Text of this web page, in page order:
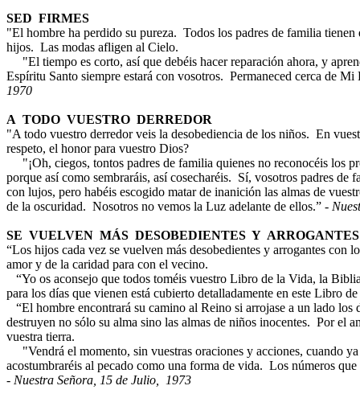
SED FIRMES
"El hombre ha perdido su pureza. Todos los padres de familia
hijos. Las modas afligen al Cielo.
"El tiempo es corto, así que debéis hacer reparación ahora, y
Espíritu Santo siempre estará con vosotros. Permaneced cerca de
1970
A TODO VUESTRO DERREDOR
"A todo vuestro derredor veis la desobediencia de los niños. En
respeto, el honor para vuestro Dios?
"¡Oh, ciegos, tontos padres de familia quienes no reconocéis los
porque así como sembraráis, así cosecharéis. Sí, vosotros padres de
con lujos, pero habéis escogido matar de inanición las almas de
de la oscuridad. Nosotros no vemos la Luz adelante de ellos.” -
SE VUELVEN MÁS DESOBEDIENTES Y ARROGANTES
“Los hijos cada vez se vuelven más desobedientes y arrogantes
amor y de la caridad para con el vecino.
“Yo os aconsejo que todos toméis vuestro Libro de la Vida, la
para los días que vienen está cubierto detalladamente en este Libro
“El hombre encontrará su camino al Reino si arrojase a un lado los
destruyen no sólo su alma sino las almas de niños inocentes. Por el
vuestra tierra.
"Vendrá el momento, sin vuestras oraciones y acciones, cuando
acostumbraréis al pecado como una forma de vida. Los números
- Nuestra Señora, 15 de Julio, 1973